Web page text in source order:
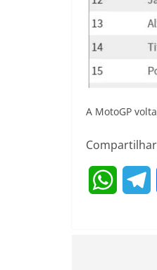
A MotoGP
Compartilhar
W